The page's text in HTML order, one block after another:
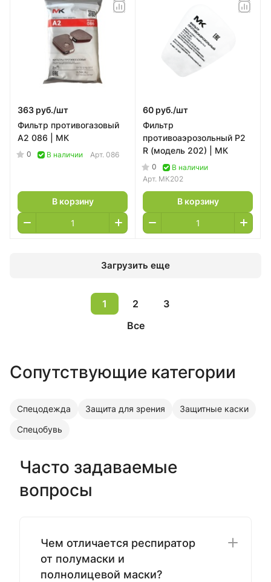
363 руб./шт
Фильтр противогазовый
А2 086 | МК
0 В наличии Арт. 086
В корзину
60 руб./шт
Фильтр
противоаэрозольный P2
R (модель 202) | МК
0
В наличии
Арт. МК202
В корзину
Загрузить еще
1 2
3
Все
Сопутствующие категории
Спецодежда Защита для зрения
Защитные каски
Спецобувь
Часто задаваемые
вопросы
Чем отличается респиратор
от полумаски и
полнолицевой маски?